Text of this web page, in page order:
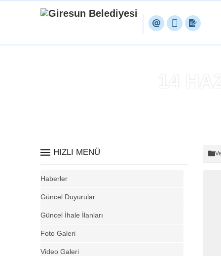
14
HIZLI MENÜ
Haberler
Güncel Duyurular
Güncel İhale İlanları
Foto Galeri
Video Galeri